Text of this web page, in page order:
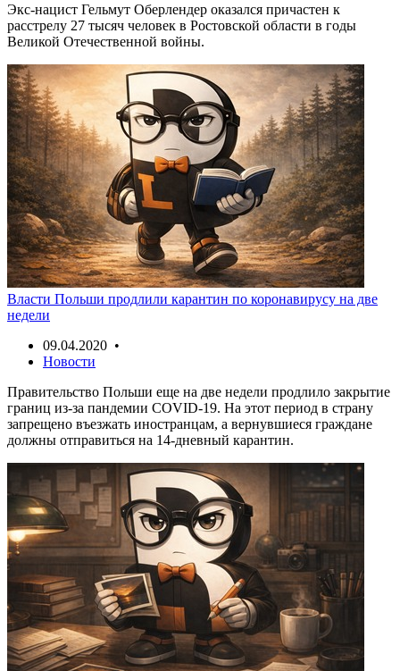
Экс-нацист Гельмут Оберлендер оказался причастен к
расстрелу 27 тысяч человек в Ростовской области в годы
Великой Отечественной войны.
Власти Польши продлили карантин по коронавирусу на две
недели
09.04.2020 •
Новости
Правительство Польши еще на две недели продлило закрытие
границ из-за пандемии COVID-19. На этот период в страну
запрещено въезжать иностранцам, а вернувшиеся граждане
должны отправиться на 14-дневный карантин.